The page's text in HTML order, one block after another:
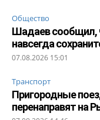
Общество
Шадаев сообщил,
навсегда
07.08.2026 15:01
Транспорт
Пригородные
перенаправят на